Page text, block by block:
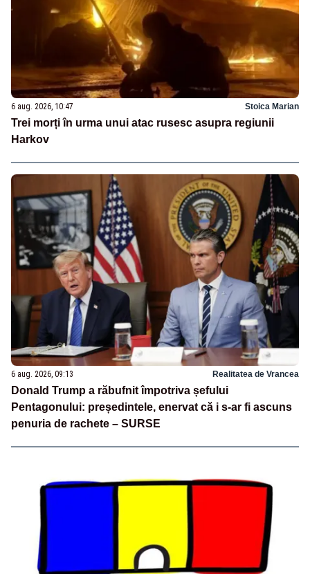
6 aug. 2026, 10:47 Stoica Marian
Trei morți în urma unui atac rusesc asupra regiunii
Harkov
6 aug. 2026, 09:13 Realitatea de Vrancea
Donald Trump a răbufnit împotriva șefului
Pentagonului: președintele, enervat că i s-ar fi ascuns
penuria de rachete – SURSE